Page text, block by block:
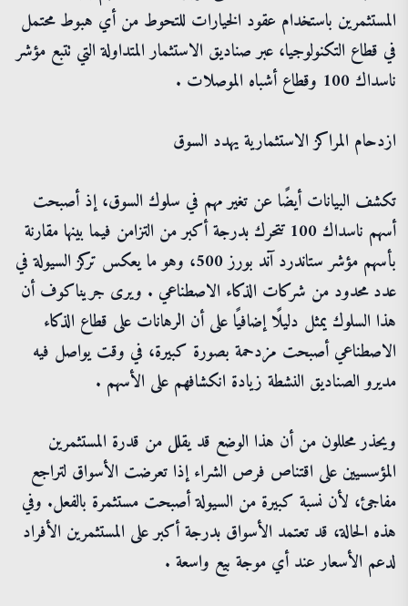
المستثمرين باستخدام عقود الخيارات للتحوط من أي هبوط محتمل
في قطاع التكنولوجيا، عبر صناديق الاستثمار المتداولة التي تتبع مؤشر
ناسداك 100 وقطاع أشباه الموصلات .
ازدحام المراكز الاستثمارية يهدد السوق
تكشف البيانات أيضًا عن تغير مهم في سلوك السوق، إذ أصبحت
أسهم ناسداك 100 تتحرك بدرجة أكبر من التزامن فيما بينها مقارنة
بأسهم مؤشر ستاندرد آند بورز 500، وهو ما يعكس تركز السيولة في
عدد محدود من شركات الذكاء الاصطناعي . ويرى جريناكوف أن
هذا السلوك يمثل دليلًا إضافيًا على أن الرهانات على قطاع الذكاء
الاصطناعي أصبحت مزدحمة بصورة كبيرة، في وقت يواصل فيه
مديرو الصناديق النشطة زيادة انكشافهم على الأسهم .
ويحذر محللون من أن هذا الوضع قد يقلل من قدرة المستثمرين
المؤسسيين على اقتناص فرص الشراء إذا تعرضت الأسواق لتراجع
مفاجئ، لأن نسبة كبيرة من السيولة أصبحت مستثمرة بالفعل. وفي
هذه الحالة، قد تعتمد الأسواق بدرجة أكبر على المستثمرين الأفراد
لدعم الأسعار عند أي موجة بيع واسعة .